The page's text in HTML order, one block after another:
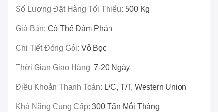
Số Lượng Đặt Hàng Tối Thiểu: 500 Kg
Giá Bán: Có Thể Đàm Phán
Chi Tiết Đóng Gói: Vỏ Bọc
Thời Gian Giao Hàng: 7-20 Ngày
Điều Khoản Thanh Toán: L/C, T/T, Western Union
Khả Năng Cung Cấp: 300 Tấn Mỗi Tháng